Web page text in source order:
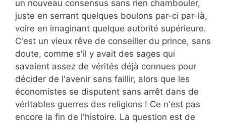
un nouveau consensus sans rien chambouler,
juste en serrant quelques boulons par-ci par-là,
voire en imaginant quelque autorité supérieure.
C'est un vieux rêve de conseiller du prince, sans
doute, comme s'il y avait des sages qui
savaient assez de vérités déjà connues pour
décider de l'avenir sans faillir, alors que les
économistes se disputent sans arrêt dans de
véritables guerres des religions ! Ce n'est pas
encore la fin de l'histoire. La question est de